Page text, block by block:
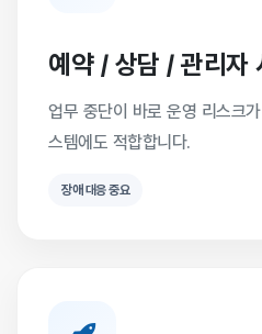
예약 / 상담 / 관리자
업무 중단이 바로 운영 리스크
스템에도 적합합니다.
장애 대응 중요